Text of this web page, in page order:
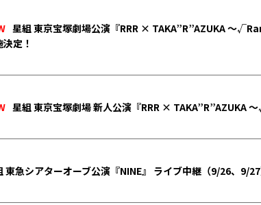
星組 東京宝塚劇場公演『RRR × TAKA”R”AZUKA 〜
定！
星組 東京宝塚劇場 新人公演『RRR × TAKA”R”AZUKA
東急シアターオーブ公演『NINE』 ライブ中継（9/26、9/